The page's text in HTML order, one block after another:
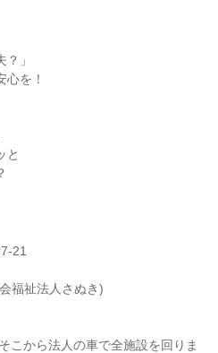
」
心を！
と
21
福祉法人さぬき)
こから法人の車で全施設を回りま